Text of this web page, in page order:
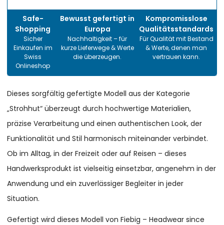
Safe-
Shopping
Sicher
Einkaufen im
Swiss
Onlineshop
Bewusst gefertigt in
Europa
Nachhaltigkeit – für
kurze Lieferwege & Werte
die überzeugen.
Kompromisslose
Qualitätsstandards
Für Qualität mit Bestand
& Werte, denen man
vertrauen kann.
Dieses sorgfältig gefertigte Modell aus der Kategorie
„Strohhut“ überzeugt durch hochwertige Materialien,
präzise Verarbeitung und einen authentischen Look, der
Funktionalität und Stil harmonisch miteinander verbindet.
Ob im Alltag, in der Freizeit oder auf Reisen – dieses
Handwerksprodukt ist vielseitig einsetzbar, angenehm in der
Anwendung und ein zuverlässiger Begleiter in jeder
Situation.
Gefertigt wird dieses Modell von Fiebig – Headwear since